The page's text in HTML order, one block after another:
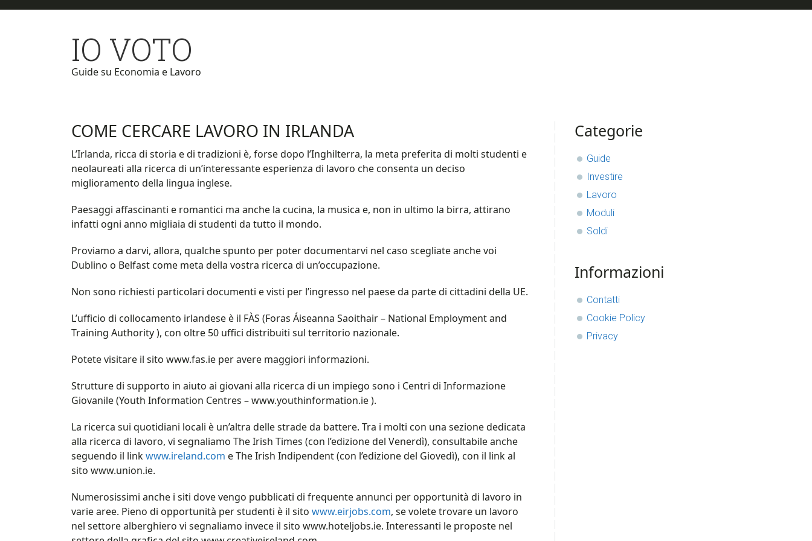
Skip
Skip
IO VOTO
Guide su Economia e Lavoro
COME CERCARE LAVORO IN IRLANDA
L’Irlanda, ricca di storia e di tradizioni è, forse dopo l’Inghilterra, la meta preferita di molti studenti e
neolaureati alla ricerca di un’interessante esperienza di lavoro che consenta un deciso
miglioramento della lingua inglese.
Paesaggi affascinanti e romantici ma anche la cucina, la musica e, non in ultimo la birra, attirano
infatti ogni anno migliaia di studenti da tutto il mondo.
Proviamo a darvi, allora, qualche spunto per poter documentarvi nel caso scegliate anche voi
Dublino o Belfast come meta della vostra ricerca di un’occupazione.
Non sono richiesti particolari documenti e visti per l’ingresso nel paese da parte di cittadini della UE.
L’ufficio di collocamento irlandese è il FÀS (Foras Áiseanna Saoithair – National Employment and
Training Authority ), con oltre 50 uffici distribuiti sul territorio nazionale.
Potete visitare il sito www.fas.ie per avere maggiori informazioni.
Strutture di supporto in aiuto ai giovani alla ricerca di un impiego sono i Centri di Informazione
Giovanile (Youth Information Centres – www.youthinformation.ie ).
La ricerca sui quotidiani locali è un’altra delle strade da battere. Tra i molti con una sezione dedicata
alla ricerca di lavoro, vi segnaliamo The Irish Times (con l’edizione del Venerdì), consultabile anche
seguendo il linkwww.ireland.com e The Irish Indipendent (con l’edizione del Giovedì), con il link al
sito www.union.ie.
Numerosissimi anche i siti dove vengo pubblicati di frequente annunci per opportunità di lavoro in
varie aree. Pieno di opportunità per studenti è il sito www.eirjobs.com, se volete trovare un lavoro
nel settore alberghiero vi segnaliamo invece il sito www.hoteljobs.ie. Interessanti le proposte nel
sidebar
Blog
Categorie
Guide
Investire
Lavoro
Moduli
Soldi
Informazioni
Contatti
Cookie Policy
Privacy